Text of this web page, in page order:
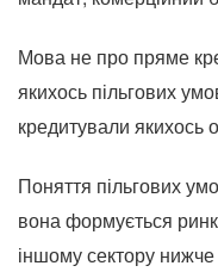
Мова не про пряме
якихось пільгових
кредитували якихось
Поняття пільгових
вона формується
іншому сектору